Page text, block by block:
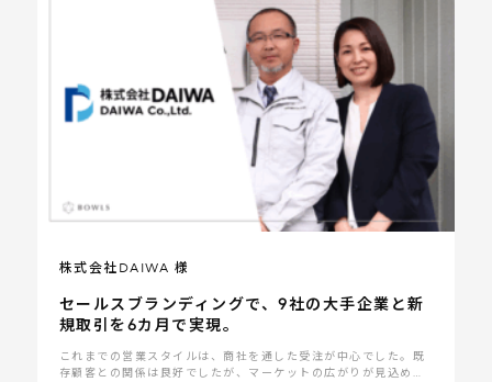
株式会社DAIWA 様
セールスブランディングで、9社の大手企業と新
規取引を6カ月で実現。
これまでの営業スタイルは、商社を通した受注が中心でした。既
存顧客との関係は良好でしたが、マーケットの広がりが見込め